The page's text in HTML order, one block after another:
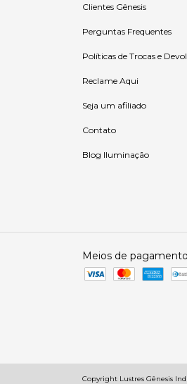
Clientes Gênesis
Perguntas Frequentes
Políticas de Trocas e
Reclame Aqui
Seja um afiliado
Contato
Blog Iluminação
Meios de pagamento
Copyright Lustres Gênesis